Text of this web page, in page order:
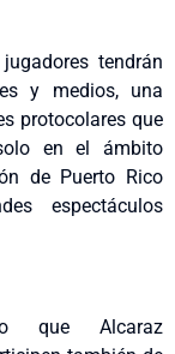
tendrán
y medios, una
protocolares que
en el ámbito
de Puerto Rico
espectáculos
que Alcaraz